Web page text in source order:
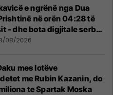
e ngrënë nga Dua
në orën 04:28 të
- dhe bota digjitale serbe
e luftës
08/2026
mes lotëve
me Rubin Kazanin, do
te Spartak Moska